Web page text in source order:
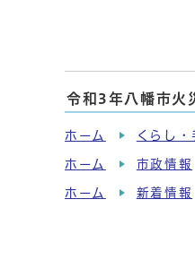
令和3年八幡市火
ホーム くらし・
ホーム 市政情報
ホーム 新着情報